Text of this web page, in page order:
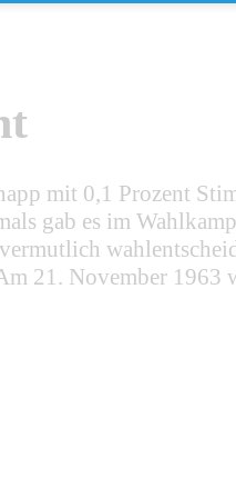
mit 0,1 Prozent
gab es im
21. November 1963